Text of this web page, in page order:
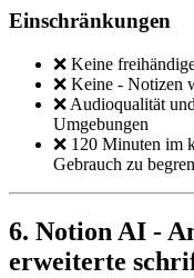
Einschränkungen
❌ Keine
❌ Keine - Notizen
❌ Audioqualität
Umgebungen
❌ 120 Minuten im
Gebrauch zu
6. Notion AI -
erweiterte